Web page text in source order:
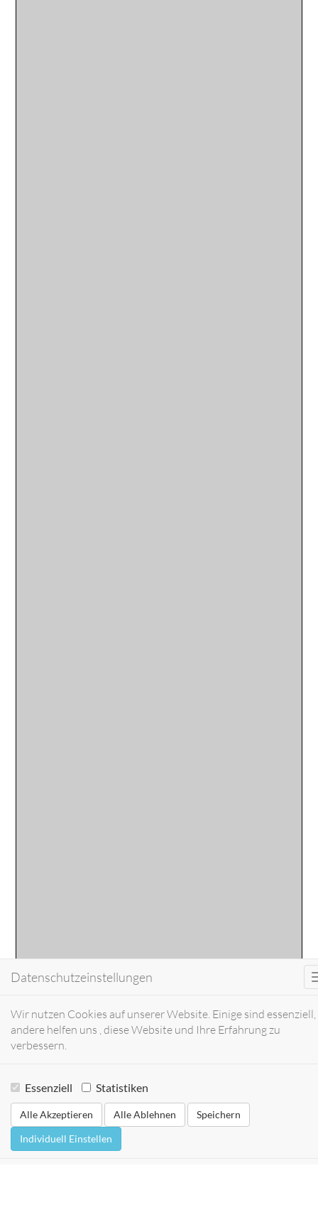
Datenschutzeinstellungen
Wir nutzen Cookies auf unserer Website. Einige sind essenziell,
andere helfen uns , diese Website und Ihre Erfahrung zu
verbessern.
Essenziell Statistiken
Alle Akzeptieren Alle Ablehnen
Speichern
Individuell Einstellen